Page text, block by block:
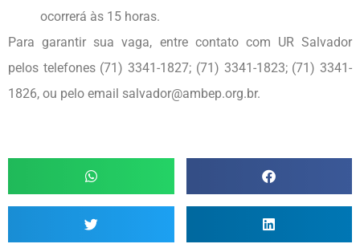
ocorrerá às 15 horas.
Para garantir sua vaga, entre contato com UR Salvador
pelos telefones (71) 3341-1827; (71) 3341-1823; (71) 3341-
1826, ou pelo email salvador@ambep.org.br.